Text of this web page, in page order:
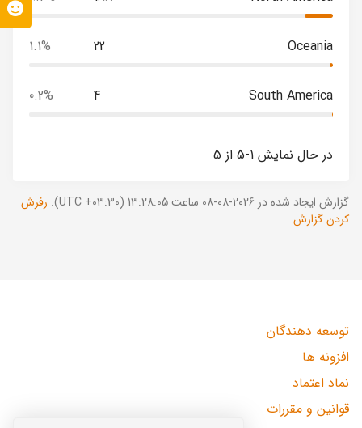
Oceania
22
1.1%
South America
4
0.2%
در حال نمایش 1-5 از 5
گزارش ایجاد شده در 2026-08-08 ساعت 13:28:05 (UTC +03:30).
رفرش
کردن گزارش
توسعه دهندگان
افزونه ها
نماد اعتماد
قوانین و مقررات